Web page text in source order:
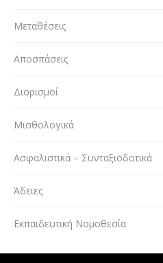
Μεταθέσεις
Αποσπάσεις
Διορισμοί
Μισθολογικά
Ασφαλιστικά – Συνταξιοδοτικά
Άδειες
Εκπαιδευτική Νομοθεσία